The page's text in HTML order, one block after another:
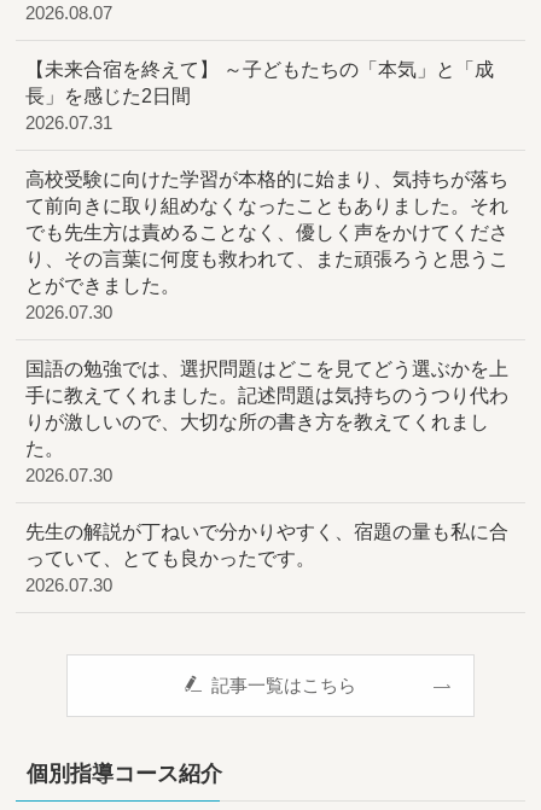
2026.08.07
【未来合宿を終えて】 ～子どもたちの「本気」と「成
長」を感じた2日間
2026.07.31
高校受験に向けた学習が本格的に始まり、気持ちが落ち
て前向きに取り組めなくなったこともありました。それ
でも先生方は責めることなく、優しく声をかけてくださ
り、その言葉に何度も救われて、また頑張ろうと思うこ
とができました。
2026.07.30
国語の勉強では、選択問題はどこを見てどう選ぶかを上
手に教えてくれました。記述問題は気持ちのうつり代わ
りが激しいので、大切な所の書き方を教えてくれまし
た。
2026.07.30
先生の解説が丁ねいで分かりやすく、宿題の量も私に合
っていて、とても良かったです。
2026.07.30
記事一覧はこちら
個別指導コース紹介